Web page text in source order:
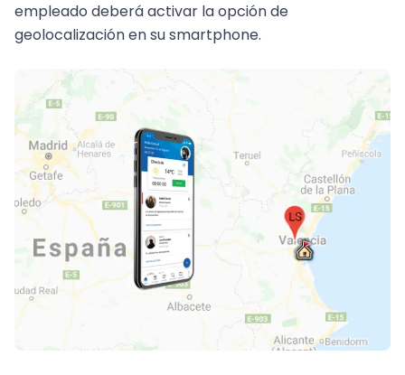
empleado deberá activar la opción de
geolocalización en su smartphone.